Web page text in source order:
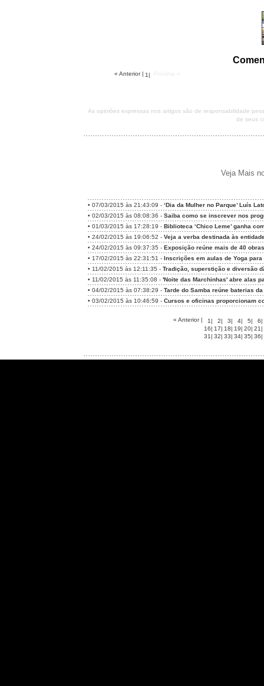
« Anterior| 1 | Próxima »
As opiniões expressas nos artigos são de responsabilidade
de seus
Veja Mais
• 07/03/2015 às 21:43:09 - ‘Dia da Mulher no Parque’ Luís
• 02/03/2015 às 08:08:36 - Saiba como se inscrever nos
• 01/03/2015 às 17:28:19 - Biblioteca ‘Chico Leme’ ganha
• 24/02/2015 às 19:06:52 - Veja a verba destinada às
• 24/02/2015 às 09:37:35 - Exposição reúne mais de 40
• 17/02/2015 às 22:31:51 - Inscrições em aulas de Yoga
• 11/02/2015 às 12:11:35 - Tradição, superstição e diversão
• 11/02/2015 às 11:35:08 - 'Noite das Marchinhas' abre alas
• 04/02/2015 às 07:38:29 - Tarde do Samba reúne baterias
• 03/02/2015 às 10:46:59 - Cursos e oficinas proporcionam
« Anterior| 1 | 2| 3| 4| 5| 6|
16| 17| 18| 19| 20| 21 |
31 | 32| 33| 34| 35| 36|